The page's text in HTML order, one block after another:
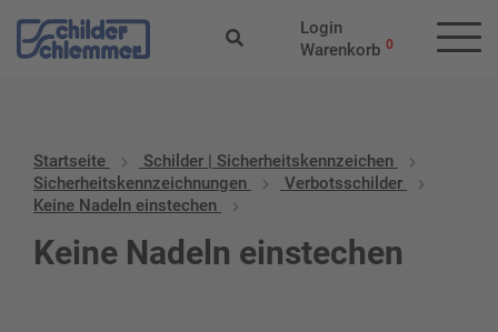
Login
Warenkorb 0
Startseite
Schilder | Sicherheitskennzeichen
Sicherheitskennzeichnungen
Verbotsschilder
Keine Nadeln einstechen
Keine Nadeln einstechen